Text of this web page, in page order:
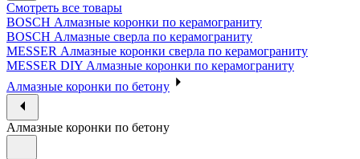
Смотреть все товары
BOSCH Алмазные коронки по керамограниту
BOSCH Алмазные сверла по керамограниту
MESSER Алмазные коронки сверла по керамограниту
MESSER DIY Алмазные коронки по керамограниту
Алмазные коронки по бетону
Алмазные коронки по бетону